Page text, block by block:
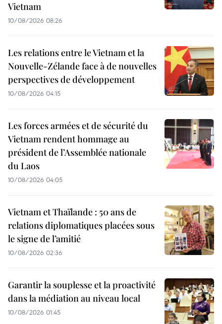
Vietnam
10/08/2026 08:26
Les relations entre le Vietnam et la
Nouvelle-Zélande face à de nouvelles
perspectives de développement
10/08/2026 04:15
Les forces armées et de sécurité du
Vietnam rendent hommage au
président de l’Assemblée nationale
du Laos
10/08/2026 04:05
Vietnam et Thaïlande : 50 ans de
relations diplomatiques placées sous
le signe de l’amitié
10/08/2026 02:36
Garantir la souplesse et la proactivité
dans la médiation au niveau local
10/08/2026 01:45